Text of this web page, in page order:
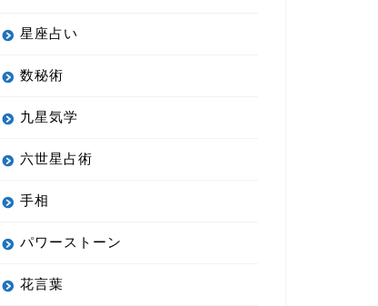
星座占い
数秘術
九星気学
六世星占術
手相
パワーストーン
花言葉